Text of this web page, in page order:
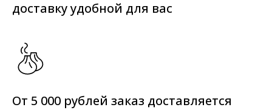
доставку удобной для вас
От 5 000 рублей заказ доставляется